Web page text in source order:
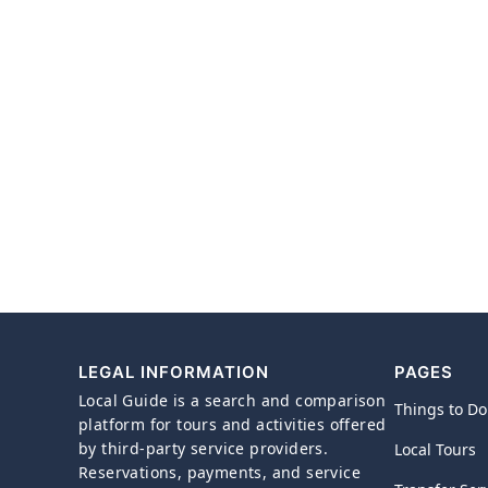
LEGAL INFORMATION
Local Guide is a search and comparison
platform for tours and activities offered
by third-party service providers.
Reservations, payments, and service
PAGES
Things to Do
Local Tours